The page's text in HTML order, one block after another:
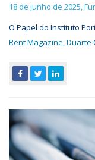
18 de junho de 2025,
O Papel do Instituto
Rent Magazine, Duarte